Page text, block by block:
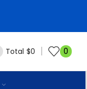
Total $0 0